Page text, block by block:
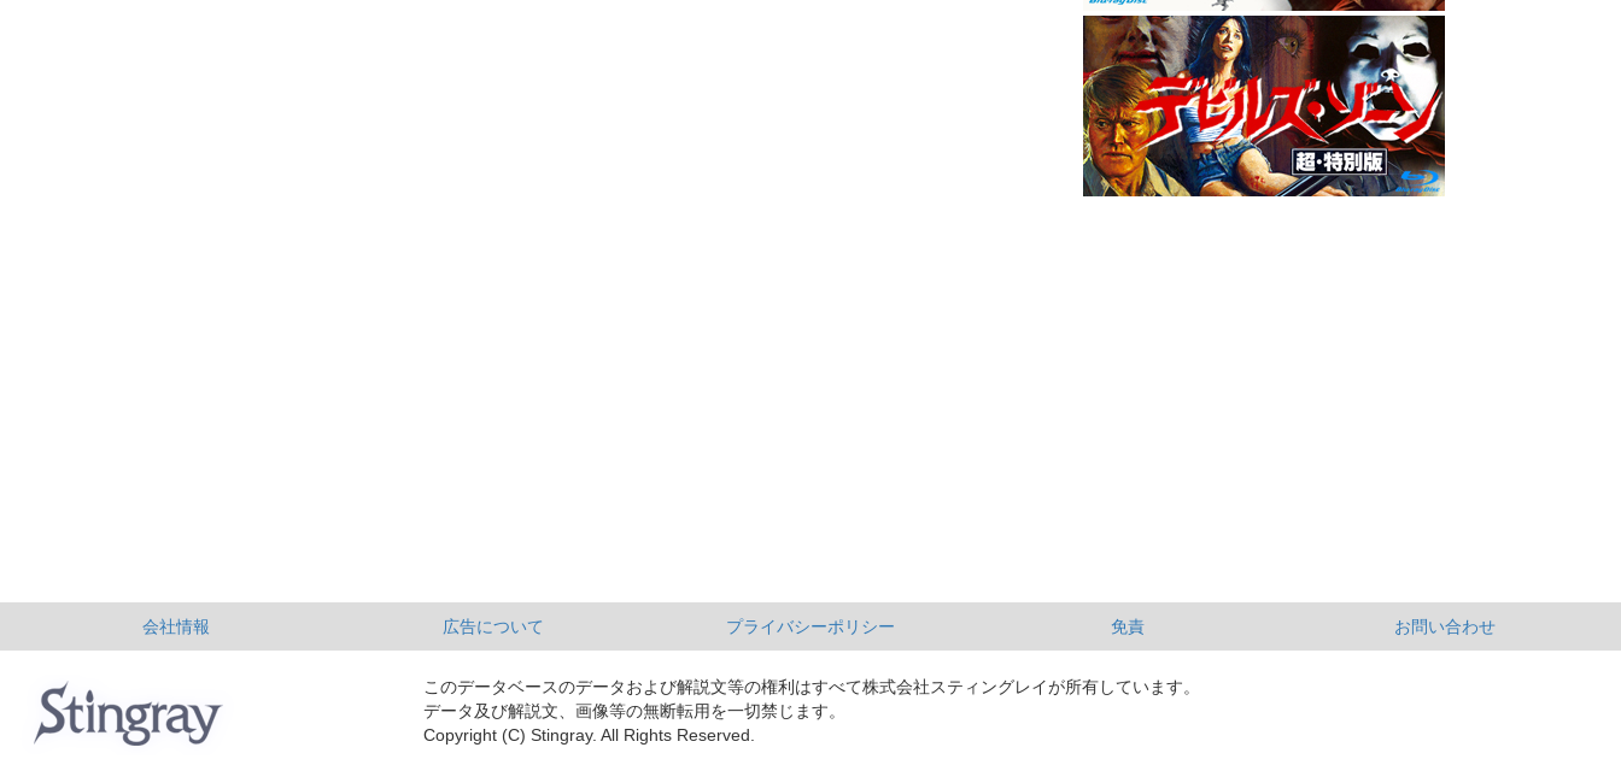
会社情報 広告について プライバシーポリシー 免責 お問い合わせ
このデータベースのデータおよび解説文等の権利はすべて株式会社スティングレイが所有しています。
データ及び解説文、画像等の無断転用を一切禁じます。
Copyright (C) Stingray. All Rights Reserved.